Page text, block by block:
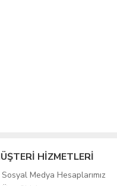
HİZMETLERİ
Sosyal Medya Hesaplarımız